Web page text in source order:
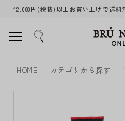
12,000円(税抜)以上お買い上げで送料
HOME カテゴリから探す